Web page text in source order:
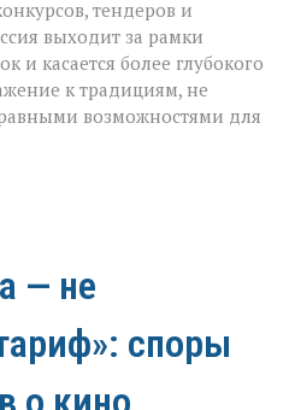
тендеров и
выходит за рамки
касается более глубокого
к традициям, не
возможностями для
— не
споры